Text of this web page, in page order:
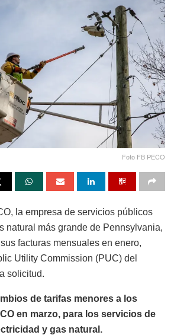
Foto FB PECO
la empresa de servicios públicos
natural más grande de Pennsylvania,
facturas mensuales en enero,
Utility Commission (PUC) del
solicitud.
de tarifas menores a los
en marzo, para los servicios de
y gas natural.